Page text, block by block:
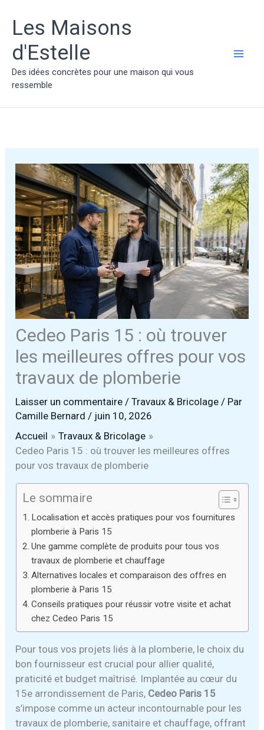
contenu
Les Maisons
d'Estelle
Des idées concrètes pour une maison qui vous
ressemble
Cedeo Paris 15 : où trouver
les meilleures offres pour vos
travaux de plomberie
Laisser un commentaire /Travaux & Bricolage / Par
Camille Bernard/ juin 10, 2026
Accueil
Travaux & Bricolage
Cedeo Paris 15 : où trouver les meilleures offres
pour vos travaux de plomberie
Le sommaire
Localisation et accès pratiques pour vos fournitures
plomberie à Paris 15
Une gamme complète de produits pour tous vos
travaux de plomberie et chauffage
Alternatives locales et comparaison des offres en
plomberie à Paris 15
Conseils pratiques pour réussir votre visite et achat
chez Cedeo Paris 15
Pour tous vos projets liés à la plomberie, le choix du
bon fournisseur est crucial pour allier qualité,
praticité et budget maîtrisé. Implantée au cœur du
15e arrondissement de Paris, Cedeo Paris 15
s’impose comme un acteur incontournable pour les
travaux de plomberie, sanitaire et chauffage, offrant